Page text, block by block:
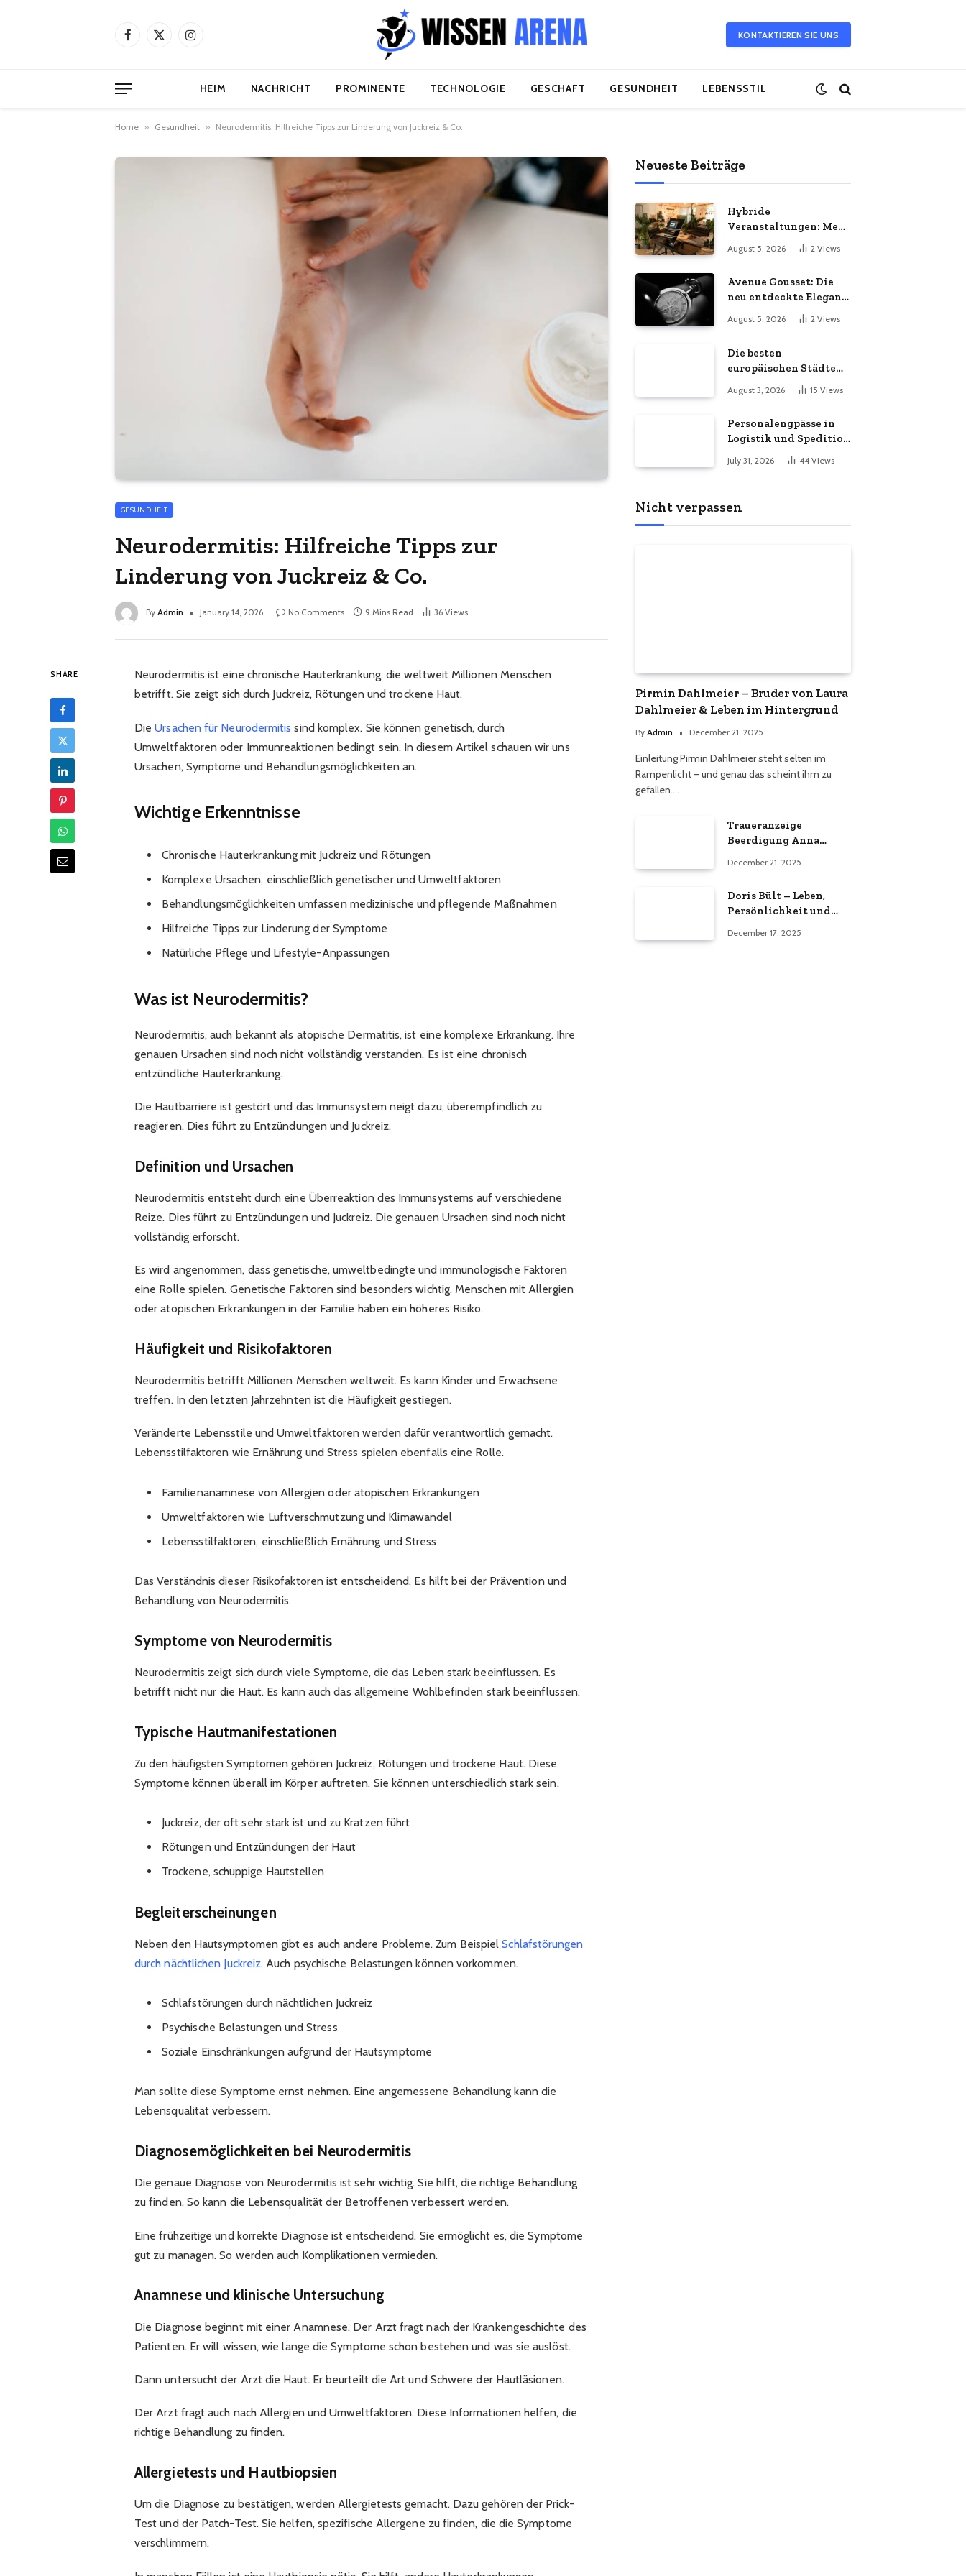
Facebook
X
Instagram KONTAKTIEREN SIE UNS
HEIM NACHRICHT PROMINENTE TECHNOLOGIE GESCHAFT GESUNDHEIT LEBENSSTIL
Home » Gesundheit » Neurodermitis: Hilfreiche Tipps zur Linderung von Juckreiz & Co.
GESUNDHEIT
Neurodermitis: Hilfreiche Tipps zur
Linderung von Juckreiz & Co.
By Admin January 14, 2026 No Comments 9 Mins Read 36 Views
SHARE
Neurodermitis ist eine chronische Hauterkrankung, die weltweit Millionen Menschen
betrifft. Sie zeigt sich durch Juckreiz, Rötungen und trockene Haut.
DieUrsachen für Neurodermitis sind komplex. Sie können genetisch, durch
Umweltfaktoren oder Immunreaktionen bedingt sein. In diesem Artikel schauen wir uns
Ursachen, Symptome und Behandlungsmöglichkeiten an.
Wichtige Erkenntnisse
Chronische Hauterkrankung mit Juckreiz und Rötungen
Komplexe Ursachen, einschließlich genetischer und Umweltfaktoren
Behandlungsmöglichkeiten umfassen medizinische und pflegende Maßnahmen
Hilfreiche Tipps zur Linderung der Symptome
Natürliche Pflege und Lifestyle-Anpassungen
Was ist Neurodermitis?
Neurodermitis, auch bekannt als atopische Dermatitis, ist eine komplexe Erkrankung. Ihre
genauen Ursachen sind noch nicht vollständig verstanden. Es ist eine chronisch
entzündliche Hauterkrankung.
Die Hautbarriere ist gestört und das Immunsystem neigt dazu, überempfindlich zu
reagieren. Dies führt zu Entzündungen und Juckreiz.
Definition und Ursachen
Neurodermitis entsteht durch eine Überreaktion des Immunsystems auf verschiedene
Reize. Dies führt zu Entzündungen und Juckreiz. Die genauen Ursachen sind noch nicht
vollständig erforscht.
Es wird angenommen, dass genetische, umweltbedingte und immunologische Faktoren
eine Rolle spielen. Genetische Faktoren sind besonders wichtig. Menschen mit Allergien
oder atopischen Erkrankungen in der Familie haben ein höheres Risiko.
Häufigkeit und Risikofaktoren
Neurodermitis betrifft Millionen Menschen weltweit. Es kann Kinder und Erwachsene
treffen. In den letzten Jahrzehnten ist die Häufigkeit gestiegen.
Veränderte Lebensstile und Umweltfaktoren werden dafür verantwortlich gemacht.
Lebensstilfaktoren wie Ernährung und Stress spielen ebenfalls eine Rolle.
Familienanamnese von Allergien oder atopischen Erkrankungen
Umweltfaktoren wie Luftverschmutzung und Klimawandel
Lebensstilfaktoren, einschließlich Ernährung und Stress
Das Verständnis dieser Risikofaktoren ist entscheidend. Es hilft bei der Prävention und
Behandlung von Neurodermitis.
Symptome von Neurodermitis
Neurodermitis zeigt sich durch viele Symptome, die das Leben stark beeinflussen. Es
betrifft nicht nur die Haut. Es kann auch das allgemeine Wohlbefinden stark beeinflussen.
Typische Hautmanifestationen
Zu den häufigsten Symptomen gehören Juckreiz, Rötungen und trockene Haut. Diese
Symptome können überall im Körper auftreten. Sie können unterschiedlich stark sein.
Juckreiz, der oft sehr stark ist und zu Kratzen führt
Rötungen und Entzündungen der Haut
Trockene, schuppige Hautstellen
Begleiterscheinungen
Neben den Hautsymptomen gibt es auch andere Probleme. Zum BeispielSchlafstörungen
durch nächtlichen Juckreiz. Auch psychische Belastungen können vorkommen.
Schlafstörungen durch nächtlichen Juckreiz
Psychische Belastungen und Stress
Soziale Einschränkungen aufgrund der Hautsymptome
Man sollte diese Symptome ernst nehmen. Eine angemessene Behandlung kann die
Lebensqualität verbessern.
Diagnosemöglichkeiten bei Neurodermitis
Die genaue Diagnose von Neurodermitis ist sehr wichtig. Sie hilft, die richtige Behandlung
zu finden. So kann die Lebensqualität der Betroffenen verbessert werden.
Eine frühzeitige und korrekte Diagnose ist entscheidend. Sie ermöglicht es, die Symptome
gut zu managen. So werden auch Komplikationen vermieden.
Anamnese und klinische Untersuchung
Die Diagnose beginnt mit einer Anamnese. Der Arzt fragt nach der Krankengeschichte des
Patienten. Er will wissen, wie lange die Symptome schon bestehen und was sie auslöst.
Dann untersucht der Arzt die Haut. Er beurteilt die Art und Schwere der Hautläsionen.
Der Arzt fragt auch nach Allergien und Umweltfaktoren. Diese Informationen helfen, die
richtige Behandlung zu finden.
Allergietests und Hautbiopsien
Um die Diagnose zu bestätigen, werden Allergietests gemacht. Dazu gehören der Prick-
Test und der Patch-Test. Sie helfen, spezifische Allergene zu finden, die die Symptome
verschlimmern.
Neueste Beiträge
Hybride
Veranstaltungen: Mehr
Reichweite durch
moderne Technik
August 5, 2026 2 Views
Avenue Gousset: Die
neu entdeckte Eleganz
der Taschenuhr
August 5, 2026 2 Views
Die besten
europäischen Städte
für ein Masterstudium
im Ausland
August 3, 2026 15 Views
Personalengpässe in
Logistik und Spedition
– flexible Modelle für
Lager und Versand
July 31, 2026 44 Views
Nicht verpassen
Pirmin Dahlmeier – Bruder von Laura
Dahlmeier & Leben im Hintergrund
By Admin December 21, 2025
Einleitung Pirmin Dahlmeier steht selten im
Rampenlicht – und genau das scheint ihm zu
gefallen.…
Traueranzeige
Beerdigung Anna
Was wirklich bekannt
bestätigt wurde
December 21, 2025
Doris Bült – Leben,
Persönlichkeit und
Wahrnehmung
December 17, 2025